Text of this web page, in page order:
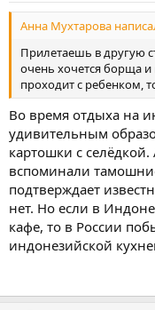
Анна Мухтарова
Прилетаешь в другую
очень хочется борща
проходит с ребенком,
Во время отдыха на
удивительным
картошки с
вспоминали
подтверждает
нет. Но если в
кафе, то в России
индонезийской